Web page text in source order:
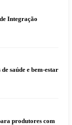
Integração
saúde e bem-estar
produtores com